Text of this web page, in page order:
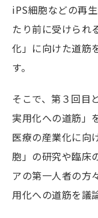
iPS細胞などの再
たり前に受けられ
化」に向けた道筋
す。
そこで、第３回目
実用化への道筋」
医療の産業化に向
胞」の研究や臨床
アの第一人者の方
用化への道筋を議